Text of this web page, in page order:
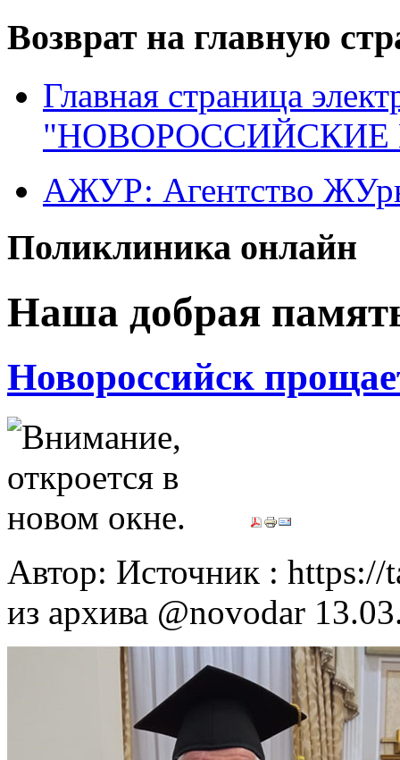
Возврат на главную
Главная страница
"НОВОРОССИЙСКИЕ
АЖУР: Агентство
Поликлиника онлайн
Наша добрая
Новороссийск
Автор: Источник :
из архива @novodar